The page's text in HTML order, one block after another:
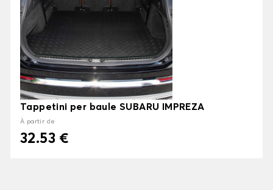
Tappetini per baule SUBARU IMPREZA
À partir de
32.53 €